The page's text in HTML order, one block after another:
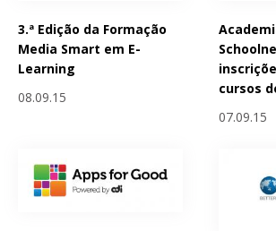
3.ª Edição da Formação
Media Smart em E-
Learning
08.09.15
cursos
07.09.15